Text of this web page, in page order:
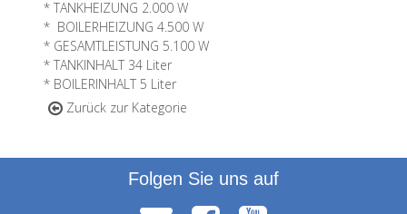
* TANKHEIZUNG 2.000 W
* BOILERHEIZUNG 4.500 W
* GESAMTLEISTUNG 5.100 W
* TANKINHALT 34 Liter
* BOILERINHALT 5 Liter
Zurück zur Kategorie
Folgen Sie uns auf